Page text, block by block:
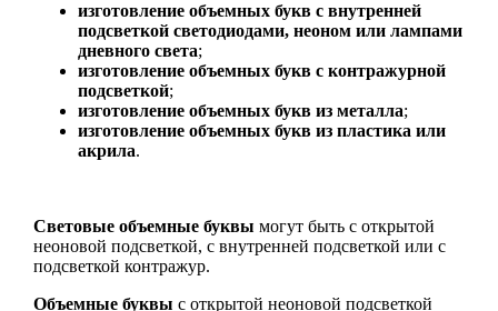
изготовление объемных букв с внутренней
подсветкой светодиодами, неоном или лампами
дневного света;
изготовление объемных букв с контражурной
подсветкой;
изготовление объемных букв из металла;
изготовление объемных букв из пластика или
акрила.
Световые объемные буквы могут быть с открытой
неоновой подсветкой, с внутренней подсветкой или с
подсветкой контражур.
Объемные буквы с открытой неоновой подсветкой